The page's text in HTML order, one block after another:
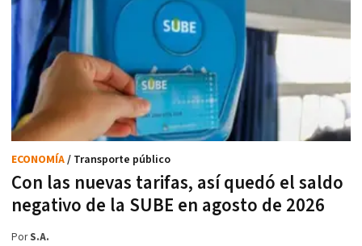
Con las nuevas tarifas, así quedó el saldo
negativo de la SUBE en agosto de 2026
ECONOMÍA/ Transporte público
PorS.A.